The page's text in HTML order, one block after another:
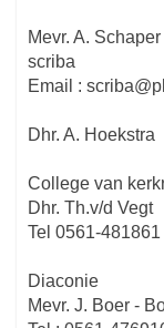
Mevr. A.
scriba
Email :
Dhr. A. Hoekstra
College van
Dhr. Th.v/d Vegt
Tel 0561-481861
Diaconie
Mevr. J. Boer -